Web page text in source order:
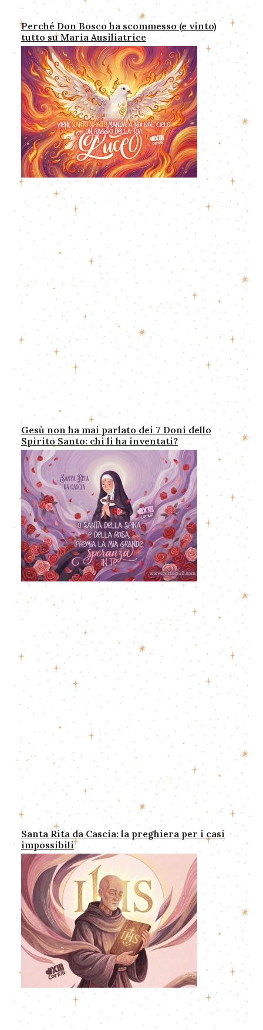
Perché Don Bosco ha scommesso (e vinto)
tutto su Maria Ausiliatrice
Gesù non ha mai parlato dei 7 Doni dello
Spirito Santo: chi li ha inventati?